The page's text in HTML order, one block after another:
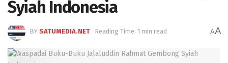
Syiah Indonesia
BY SATUMEDIA.NET Reading Time: 1 min read AA